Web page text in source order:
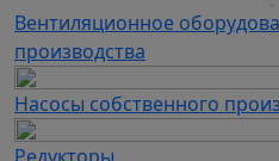
Вентиляционное
производства
Насосы собственного